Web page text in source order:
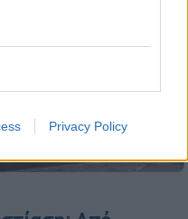
Privacy Policy